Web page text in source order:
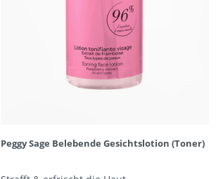
Peggy Sage Belebende Gesichtslotion (Toner)